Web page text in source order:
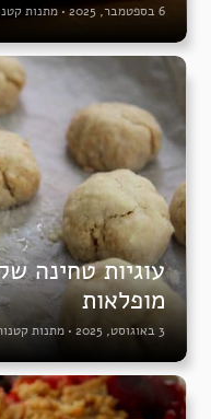
6 בספטמבר, 2025 • מתנות
עוגיות טחינה
מופלאות
3 באוגוסט, 2025 • מתנות